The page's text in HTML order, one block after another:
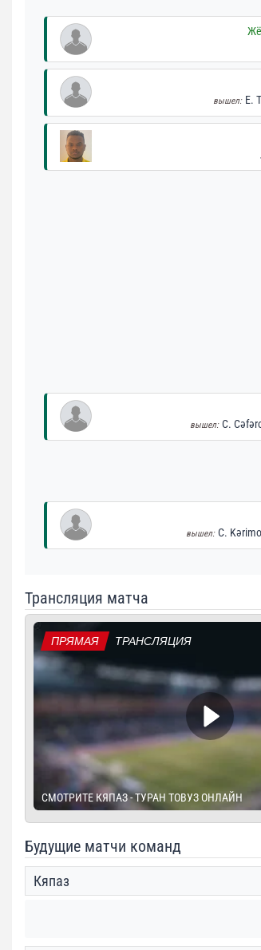
вышел: E.
вышел: C.
вышел: C.
Трансляция матча
ПРЯМАЯ ТРАНСЛЯЦИЯ
СМОТРИТЕ КЯПАЗ - ТУРАН ТОВУЗ ОНЛАЙН
Будущие матчи команд
Кяпаз